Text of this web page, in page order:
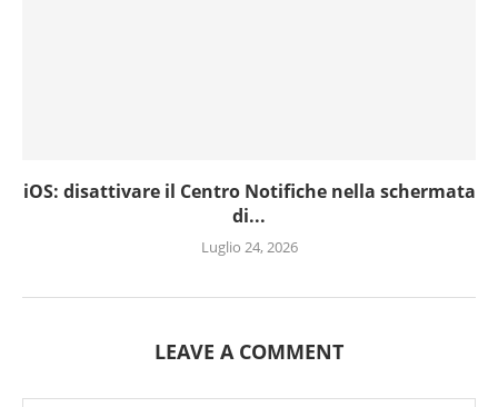
iOS: disattivare il Centro Notifiche nella schermata
di...
Luglio 24, 2026
LEAVE A COMMENT